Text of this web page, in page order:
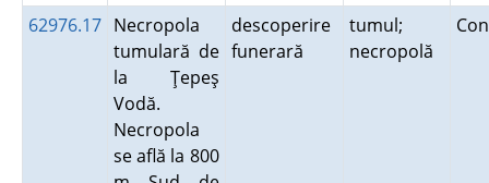
62976.17 Necropola
tumulară de
la Ţepeş
Vodă.
Necropola
se află la 800
descoperire
funerară
tumul;
necropolă